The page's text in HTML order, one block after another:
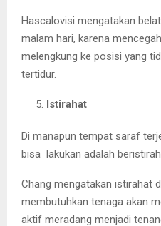
Hascalovisi mengatakan
malam hari, karena
melengkung ke posisi yang
tertidur.
Istirahat
Di manapun tempat saraf
bisa lakukan adalah
Chang mengatakan istirahat
membutuhkan tenaga akan
aktif meradang menjadi